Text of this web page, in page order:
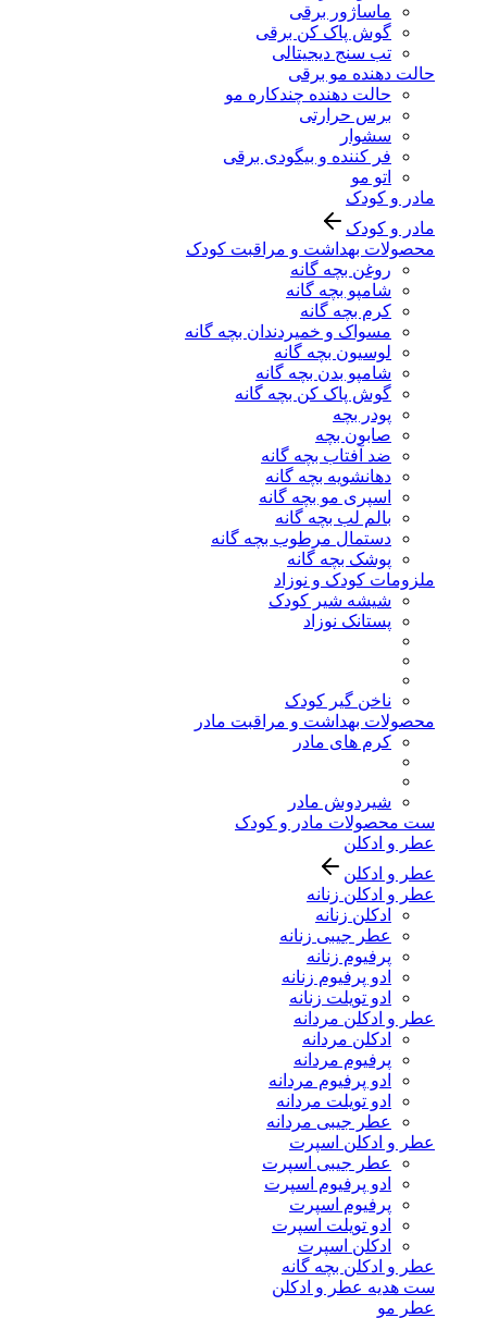
ماساژور برقی
گوش پاک کن برقی
تب سنج دیجیتالی
حالت دهنده مو برقی
حالت دهنده چندکاره مو
برس حرارتی
سشوار
فر کننده و بیگودی برقی
اتو مو
مادر و کودک
مادر و کودک
محصولات بهداشت و مراقبت کودک
روغن بچه گانه
شامپو بچه گانه
کرم بچه گانه
مسواک و خمیردندان بچه گانه
لوسیون بچه گانه
شامپو بدن بچه گانه
گوش پاک کن بچه گانه
پودر بچه
صابون بچه
ضد آفتاب بچه گانه
دهانشویه بچه گانه
اسپری مو بچه گانه
بالم لب بچه گانه
دستمال مرطوب بچه گانه
پوشک بچه گانه
ملزومات کودک و نوزاد
شیشه شیر کودک
پستانک نوزاد
ناخن گیر کودک
محصولات بهداشت و مراقبت مادر
کرم های مادر
شیردوش مادر
ست محصولات مادر و کودک
عطر و ادکلن
عطر و ادکلن
عطر و ادکلن زنانه
ادکلن زنانه
عطر جیبی زنانه
پرفیوم زنانه
ادو پرفیوم زنانه
ادو تویلت زنانه
عطر و ادکلن مردانه
ادکلن مردانه
پرفیوم مردانه
ادو پرفیوم مردانه
ادو تویلت مردانه
عطر جیبی مردانه
عطر و ادکلن اسپرت
عطر جیبی اسپرت
ادو پرفیوم اسپرت
پرفیوم اسپرت
ادو تویلت اسپرت
ادکلن اسپرت
عطر و ادکلن بچه گانه
ست هدیه عطر و ادکلن
عطر مو